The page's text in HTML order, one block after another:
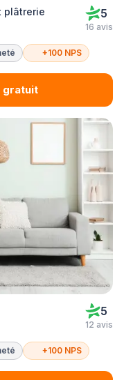
plâtrerie
5
16 avis
+100 NPS
gratuit
5
12 avis
+100 NPS